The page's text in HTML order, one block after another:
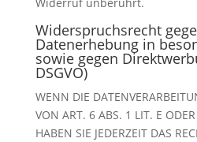
Widerruf unberührt.
Widerspruchsrecht
Datenerhebung in
sowie gegen
DSGVO)
WENN DIE
VON ART. 6 ABS. 1 LIT. E
HABEN SIE JEDERZEIT DAS